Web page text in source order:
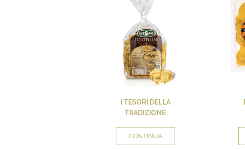
I TESORI DELLA
TRADIZIONE
CONTINUA